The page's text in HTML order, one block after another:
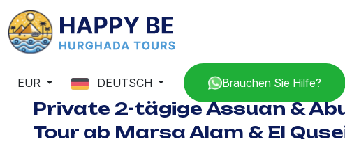
EUR DEUTSCH Brauchen Sie Hilfe?
Private 2-tägige Assuan &
Tour ab Marsa Alam & El